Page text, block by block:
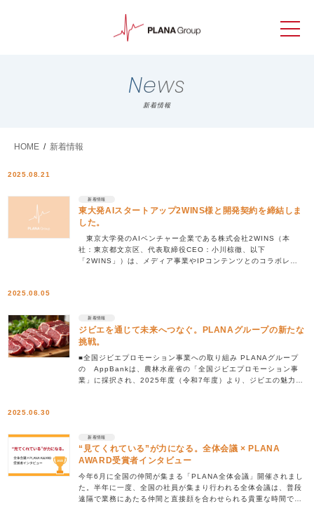
News
新着情報
HOME / 新着情報
2025.08.21
新着情報
東大発AIスタートアップ2WINS様と開発契約を締結しま
した。
東京大学発のAIベンチャー企業である株式会社2WINS（本
社：東京都文京区、代表取締役CEO：小川椋徹、以下
「2WINS」）は、メディア事業やIPコンテンツとのコラボレー
2025.08.05
新着情報
ジビエを通じて未来へつなぐ。PLANAグループの新たな
挑戦。
■全国ジビエプロモーション事業への取り組み PLANAグループ
の AppBankは、農林水産省の「全国ジビエプロモーション事
業」に採択され、2025年度（令和7年度）より、ジビエの魅力を
2025.06.30
新着情報
“見てくれている”が力になる。全体会議 × PLANA
AWARD受賞者インタビュー
今年6月に全国の仲間が集まる「PLANA全体会議」開催されまし
た。半年に一度、全国の社員が集まり行われる全体会議は、普段
遠隔で業務にあたる仲間と直接顔を合わせられる貴重な時間で